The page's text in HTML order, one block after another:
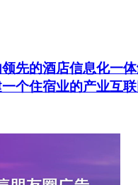
先的酒店信息化一
个住宿业的产业互